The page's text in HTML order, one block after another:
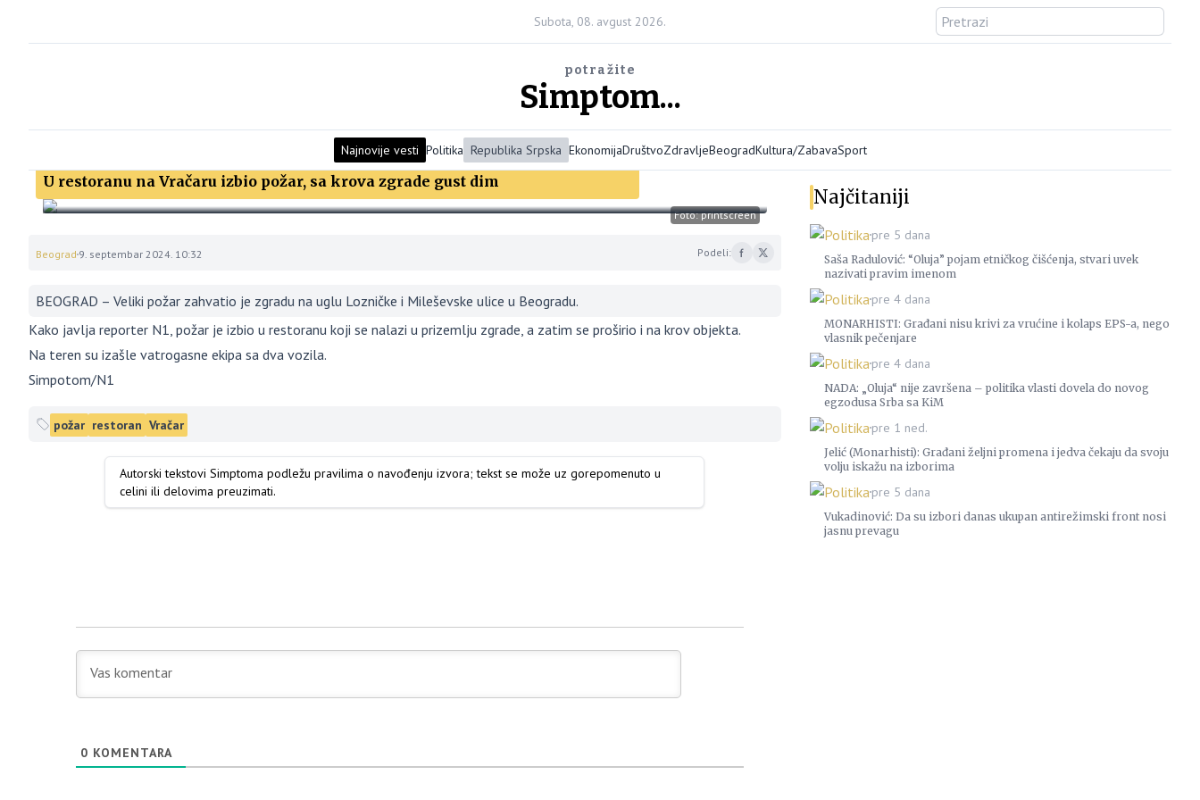
Subota, 08. avgust 2026.
potražite
Simptom...
Najnovije vesti Politika Republika Srpska EkonomijaDruštvoZdravljeBeogradKultura/ZabavaSport
Foto: printscreen
U restoranu na Vračaru izbio požar, sa krova zgrade gust dim
Beograd 9. septembar 2024. 10:32 Podeli:
BEOGRAD – Veliki požar zahvatio je zgradu na uglu Lozničke i Mileševske ulice u Beogradu.
Kako javlja reporter N1, požar je izbio u restoranu koji se nalazi u prizemlju zgrade, a zatim se proširio i na krov objekta.
Na teren su izašle vatrogasne ekipa sa dva vozila.
Simpotom/N1
požar restoran Vračar
Autorski tekstovi Simptoma podležu pravilima o navođenju izvora; tekst se može uz gorepomenuto u
celini ili delovima preuzimati.
Najčitaniji
Politikapre 5 dana
Saša Radulović: “Oluja” pojam etničkog čišćenja, stvari uvek
nazivati pravim imenom
Politikapre 4 dana
MONARHISTI: Građani nisu krivi za vrućine i kolaps EPS-a, nego
vlasnik pečenjare
Politikapre 4 dana
NADA: „Oluja“ nije završena – politika vlasti dovela do novog
egzodusa Srba sa KiM
Politikapre 1 ned.
Jelić (Monarhisti): Građani željni promena i jedva čekaju da svoju
volju iskažu na izborima
Politikapre 5 dana
Vukadinović: Da su izbori danas ukupan antirežimski front nosi
jasnu prevagu
0 KOMENTARA